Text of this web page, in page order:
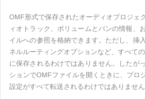
OMF形式で保存されたオーディオプロジェ
ィオトラック、ボリュームとパンの情報、
イルへの参照を格納できます。ただし、挿
ネルルーティングオプションなど、すべて
に保存されるわけではありません。したが
ションでOMFファイルを開くときに、プロ
設定がすべて転送されるわけではありません